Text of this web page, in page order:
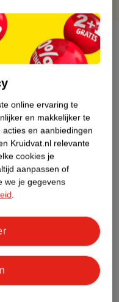
(nog) geen Nature
online ervaring te
en makkelijker te
en aanbiedingen
Kruidvat.nl relevante
cookies je
aanpassen of
we je gegevens
.